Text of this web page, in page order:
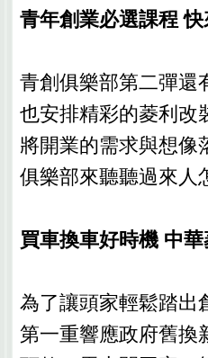
青年創業必選課程 快
青創俱樂部第二彈還
也安排精彩的菱利改
將開業的需求與想像
俱樂部來聽聽過來人
買車換車好時機 中
為了讓頭家輕鬆踏出
第一重響應政府舊換